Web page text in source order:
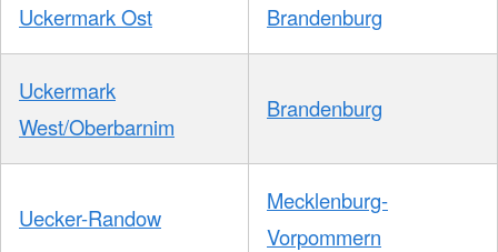
Uckermark Ost Brandenburg
Uckermark
West/Oberbarnim
Brandenburg
Uecker-Randow
Mecklenburg-
Vorpommern